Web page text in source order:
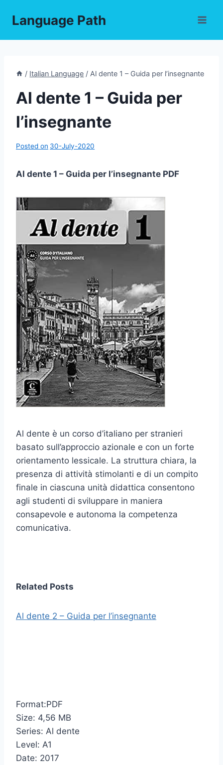
Language Path
/ Italian Language / Al dente 1 – Guida per l’insegnante
Al dente 1 – Guida per
l’insegnante
Posted on 30-July-2020
Al dente 1 – Guida per l’insegnante PDF
Al dente è un corso d’italiano per stranieri
basato sull’approccio azionale e con un forte
orientamento lessicale. La struttura chiara, la
presenza di attività stimolanti e di un compito
finale in ciascuna unità didattica consentono
agli studenti di sviluppare in maniera
consapevole e autonoma la competenza
comunicativa.
Related Posts
Al dente 2 – Guida per l’insegnante
Format:PDF
Size: 4,56 MB
Series: Al dente
Level: A1
Date: 2017